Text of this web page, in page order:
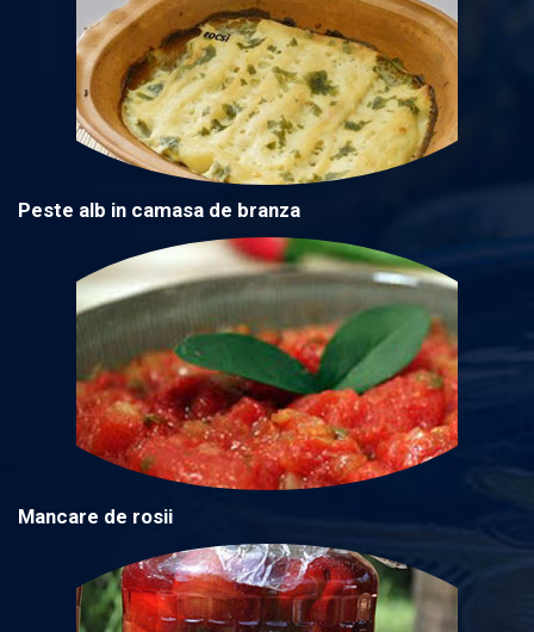
Peste alb in camasa de branza
Mancare de rosii